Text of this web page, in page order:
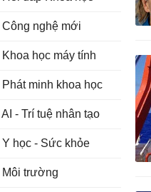
Công nghệ mới
Khoa học máy tính
Phát minh khoa học
AI - Trí tuệ nhân tạo
Y học - Sức khỏe
Môi trường